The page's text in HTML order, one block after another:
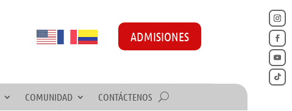
ADMISIONES
COMUNIDAD CONTÁCTENOS